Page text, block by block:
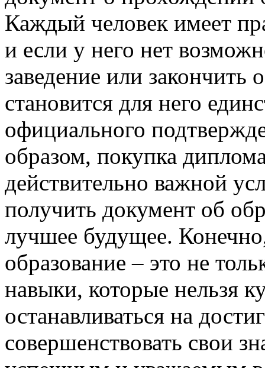
Каждый человек имеет
и если у него нет
заведение или
становится для него
официального
образом, покупка
действительно важной
получить документ об
лучшее будущее.
образование – это не
навыки, которые нельзя
останавливаться на
совершенствовать свои